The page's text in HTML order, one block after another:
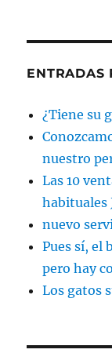
ENTRADAS
¿Tiene su
nuestro
Las 10
habituales
nuevo
Pues sí, el
pero hay
Los gatos